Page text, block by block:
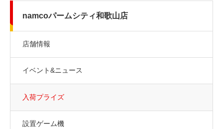
namcoパームシティ和歌山店
店舗情報
イベント&ニュース
入荷プライズ
設置ゲーム機